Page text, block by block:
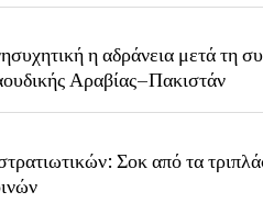
η αδράνεια μετά τη
Αραβίας–Πακιστάν
Σοκ από τα